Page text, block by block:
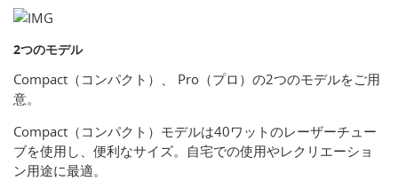
2つのモデル
Compact（コンパクト）、 Pro（プロ）の2つのモデルをご用
意。
Compact（コンパクト）モデルは40ワットのレーザーチュー
ブを使用し、便利なサイズ。自宅での使用やレクリエーショ
ン用途に最適。